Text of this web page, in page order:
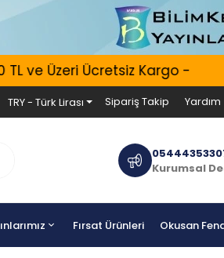
ve Üzeri Ücretsiz Kargo -
TRY - Türk Lirası Sipariş Takip Yardım
Kurumsal
Fırsat Ürünleri Okusan